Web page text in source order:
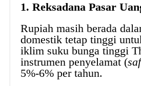
1. Reksadana Pasar
Rupiah masih berada
domestik tetap tinggi
iklim suku bunga tinggi
instrumen penyelamat (
5%-6% per tahun.